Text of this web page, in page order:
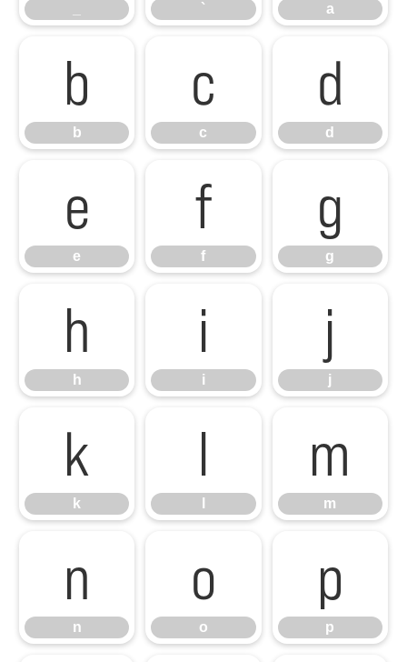
` a
b
b
c
c
d
d
e
e
f
f
g
g
h
h
i
i
j
j
k
k
l m
m
n
n
o
o
p
p